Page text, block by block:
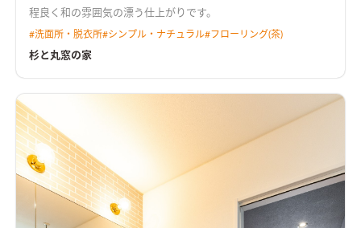
程良く和の雰囲気の漂う仕上がりです。
#洗面所・脱衣所#シンプル・ナチュラル#フローリング(茶)
杉と丸窓の家